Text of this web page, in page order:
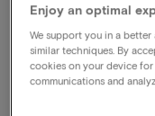
Wie kann ich
Ja, kein Problem.
Enjoy an optimal
We support you in a
similar techniques. By
cookies on your device
communications and